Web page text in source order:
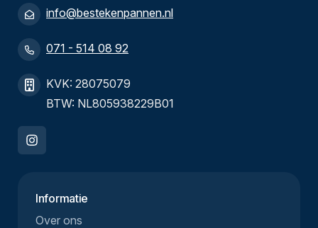
info@bestekenpannen.nl
071 - 514 08 92
KVK: 28075079
BTW: NL805938229B01
Informatie
Over ons